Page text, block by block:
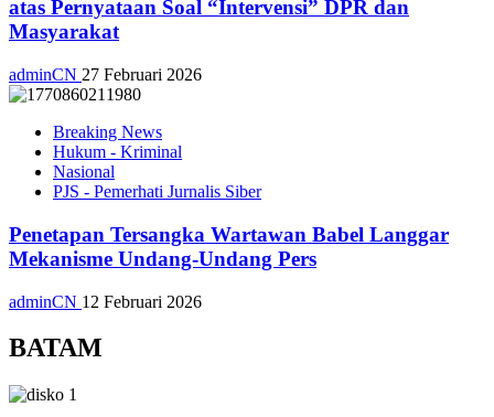
atas Pernyataan Soal “Intervensi” DPR dan
Masyarakat
adminCN 27 Februari 2026
Breaking News
Hukum - Kriminal
Nasional
PJS - Pemerhati Jurnalis Siber
Penetapan Tersangka Wartawan Babel Langgar
Mekanisme Undang-Undang Pers
adminCN 12 Februari 2026
BATAM